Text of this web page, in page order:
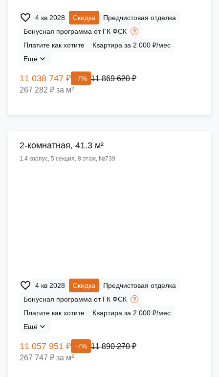
4 кв 2028 Скидка
Предчистовая отделка
Бонусная программа от ГК ФСК
Платите как хотите
Квартира за 2 000 ₽/мес
Ещё
11 038 747 ₽ -7% 11 869 620 ₽
267 282 ₽ за м²
2-комнатная, 41.3 м²
1.4 корпус, 5 секция, 8 этаж, №739
4 кв 2028 Скидка
Предчистовая отделка
Бонусная программа от ГК ФСК
Платите как хотите
Квартира за 2 000 ₽/мес
Ещё
11 057 951 ₽ -7% 11 890 270 ₽
267 747 ₽ за м²